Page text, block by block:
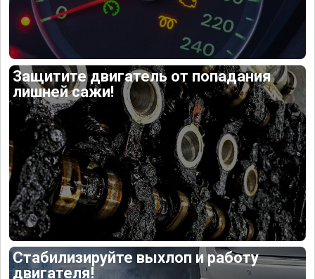
Защитите двигатель от попадания
лишней сажи!
Стабилизируйте выхлоп и работу
двигателя!